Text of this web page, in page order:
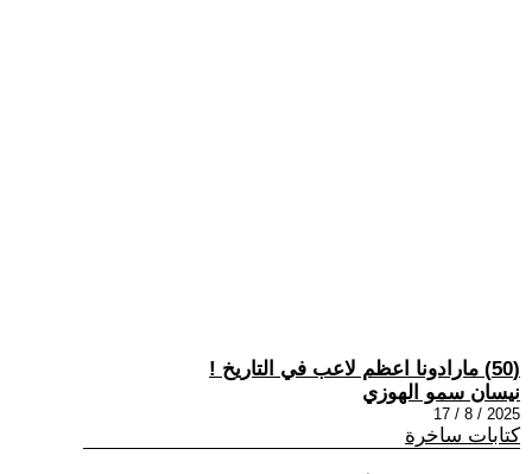
(50) مارادونا اعظم لاعب في التاريخ !
نيسان سمو الهوزي
2025 / 8 / 17
كتابات ساخرة